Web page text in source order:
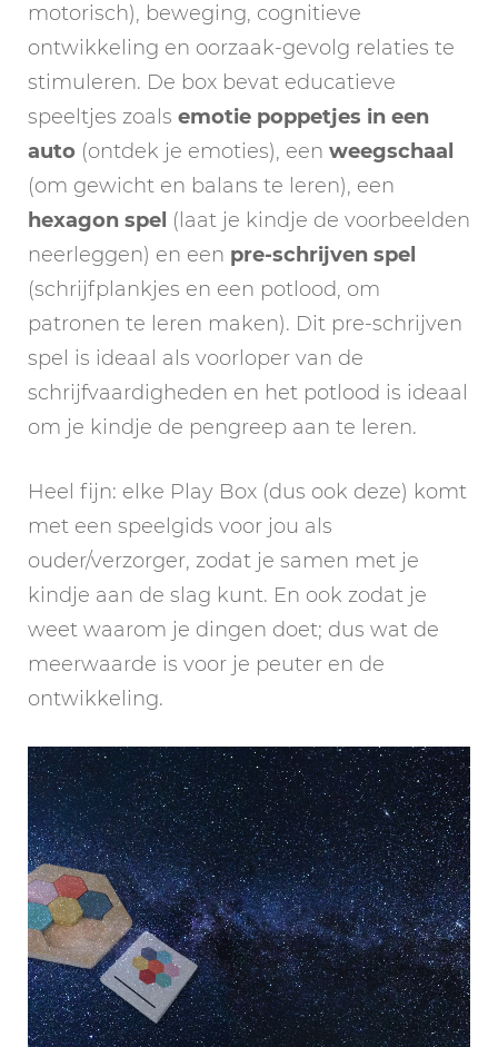
motorisch), beweging, cognitieve
ontwikkeling en oorzaak-gevolg relaties te
stimuleren. De box bevat educatieve
speeltjes zoals emotie poppetjes in een
auto (ontdek je emoties), een weegschaal
(om gewicht en balans te leren), een
hexagon spel (laat je kindje de voorbeelden
neerleggen) en een pre-schrijven spel
(schrijfplankjes en een potlood, om
patronen te leren maken). Dit pre-schrijven
spel is ideaal als voorloper van de
schrijfvaardigheden en het potlood is ideaal
om je kindje de pengreep aan te leren.
Heel fijn: elke Play Box (dus ook deze) komt
met een speelgids voor jou als
ouder/verzorger, zodat je samen met je
kindje aan de slag kunt. En ook zodat je
weet waarom je dingen doet; dus wat de
meerwaarde is voor je peuter en de
ontwikkeling.